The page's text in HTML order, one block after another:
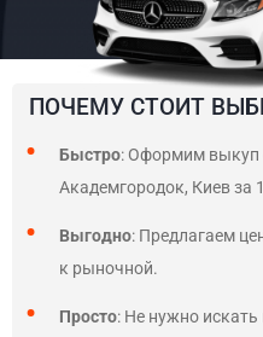
ПОЧЕМУ СТОИТ
Быстро: Оформим выкуп
Академгородок, Киев за
Выгодно: Предлагаем
к рыночной.
Просто: Не нужно